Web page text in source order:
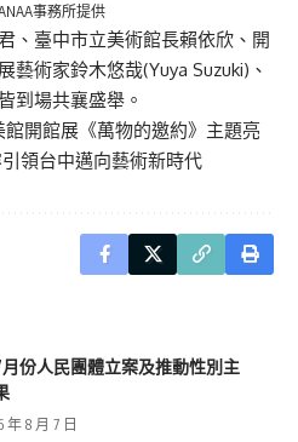
事務所提供
、臺中市立美術館長賴依欣、開
藝術家鈴木悠哉(Yuya Suzuki)、
到場共襄盛舉。
館開館展《萬物的邀約》主題亮
領台中邁向藝術新時代
份人民團體立案及推動性別主
年 8 月 7 日